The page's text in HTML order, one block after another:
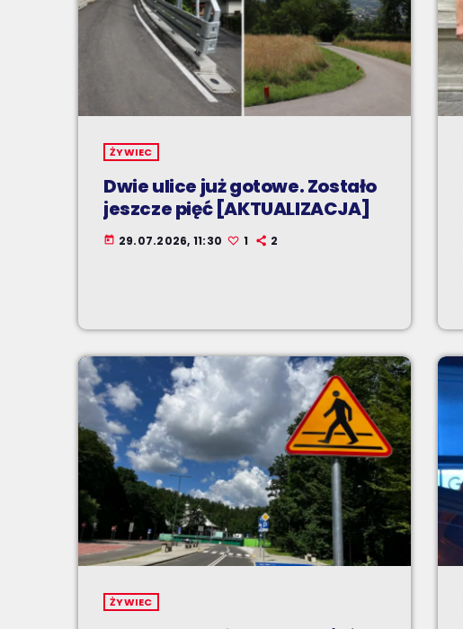
ŻYWIEC
Dwie ulice już gotowe. Zostało
jeszcze pięć [AKTUALIZACJA]
today 29.07.2026, 11:30 1 2
ŻYWIEC